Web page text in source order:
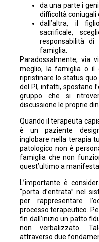
da una parte i
difficoltà coniugali
dall’altra, il
sacrificale,
responsabilità
famiglia.
Paradossalmente, via
meglio, la famiglia o il
ripristinare lo status
del PI, infatti, spostano
gruppo che si
discussione le proprie
Quando il terapeuta
è un paziente
inglobare nella terapia
patologico non è
famiglia che non
quest’ultimo a
L’importante è
“porta d’entrata” nel
per rappresentare
processo terapeutico.
fin dall’inizio un patto
non verbalizzato.
attraverso due